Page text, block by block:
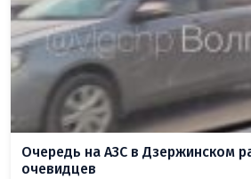
Очередь на АЗС в Дзержинском
очевидцев